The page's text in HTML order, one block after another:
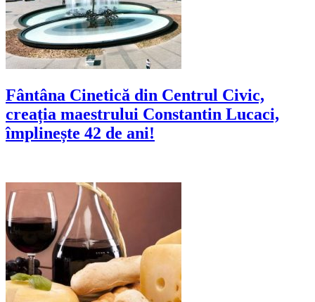
Fântâna Cinetică din Centrul Civic,
creația maestrului Constantin Lucaci,
împlinește 42 de ani!